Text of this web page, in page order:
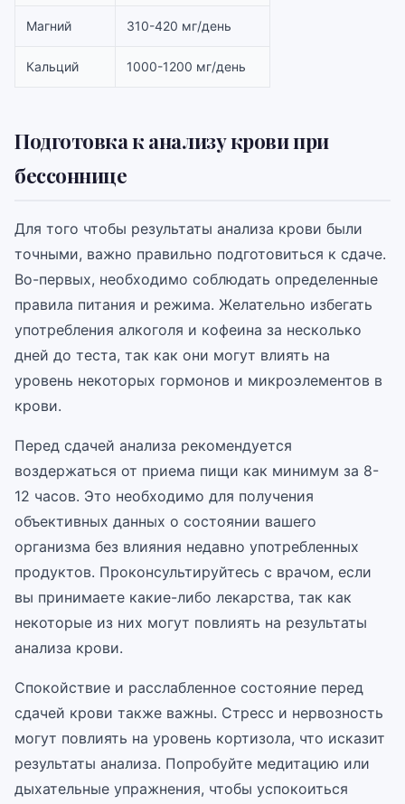
Магний 310-420 мг/день
Кальций 1000-1200 мг/день
Подготовка к анализу крови при
бессоннице
Для того чтобы результаты анализа крови были
точными, важно правильно подготовиться к сдаче.
Во-первых, необходимо соблюдать определенные
правила питания и режима. Желательно избегать
употребления алкоголя и кофеина за несколько
дней до теста, так как они могут влиять на
уровень некоторых гормонов и микроэлементов в
крови.
Перед сдачей анализа рекомендуется
воздержаться от приема пищи как минимум за 8-
12 часов. Это необходимо для получения
объективных данных о состоянии вашего
организма без влияния недавно употребленных
продуктов. Проконсультируйтесь с врачом, если
вы принимаете какие-либо лекарства, так как
некоторые из них могут повлиять на результаты
анализа крови.
Спокойствие и расслабленное состояние перед
сдачей крови также важны. Стресс и нервозность
могут повлиять на уровень кортизола, что исказит
результаты анализа. Попробуйте медитацию или
дыхательные упражнения, чтобы успокоиться